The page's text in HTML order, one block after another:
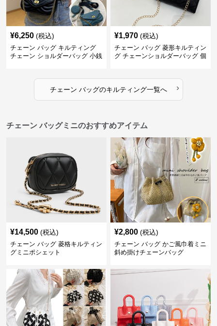
¥6,250 (税込)
チェーン バッグ キルティング
チェーン ショルダーバッグ 小銭
¥1,970 (税込)
チェーン バッグ 菱形キルティン
グ チェーンショルダーバッグ 個
チェーン バッグのキルティング一覧へ ›
チェーン バッグミニのおすすめアイテム
¥14,500 (税込)
チェーン バッグ 菱格キルティン
グミニポシェット
¥2,800 (税込)
チェーン バッグ かご風巾着ミニ
斜め掛けチェーンバッグ